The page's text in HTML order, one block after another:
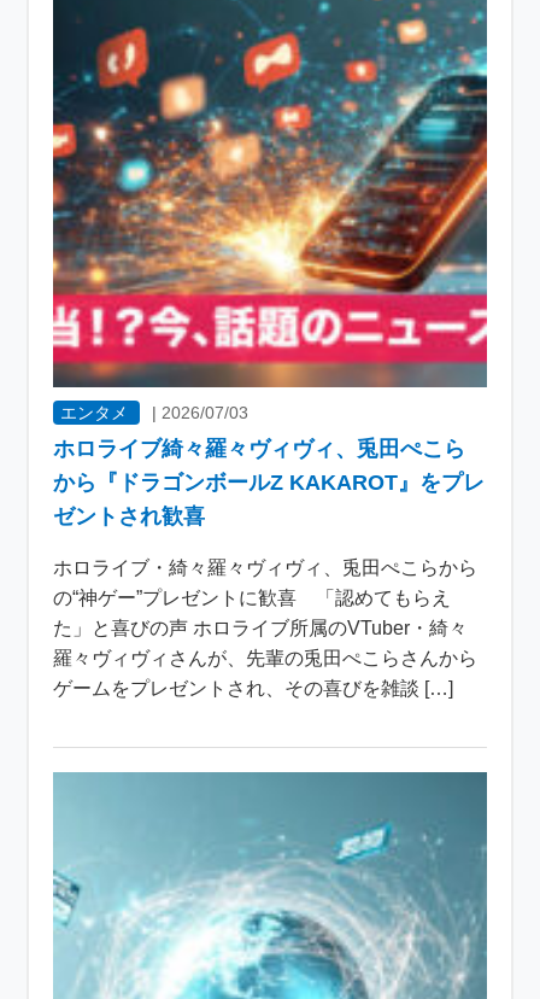
エンタメ | 2026/07/03
ホロライブ綺々羅々ヴィヴィ、兎田ぺこら
から『ドラゴンボールZ KAKAROT』をプレ
ゼントされ歓喜
ホロライブ・綺々羅々ヴィヴィ、兎田ぺこらから
の“神ゲー”プレゼントに歓喜 「認めてもらえ
た」と喜びの声 ホロライブ所属のVTuber・綺々
羅々ヴィヴィさんが、先輩の兎田ぺこらさんから
ゲームをプレゼントされ、その喜びを雑談 […]